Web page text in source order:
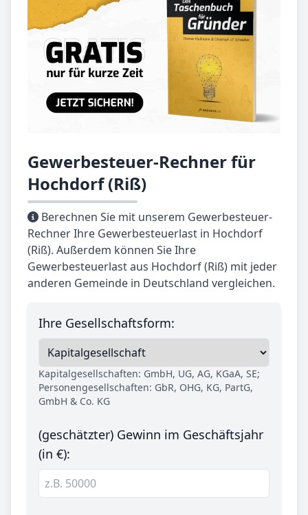
Gewerbesteuer-Rechner für
Hochdorf (Riß)
Berechnen Sie mit unserem Gewerbesteuer-
Rechner Ihre Gewerbesteuerlast in Hochdorf
(Riß). Außerdem können Sie Ihre
Gewerbesteuerlast aus Hochdorf (Riß) mit jeder
anderen Gemeinde in Deutschland vergleichen.
Ihre Gesellschaftsform:
Kapitalgesellschaften: GmbH, UG, AG, KGaA, SE;
Personengesellschaften: GbR, OHG, KG, PartG,
GmbH & Co. KG
(geschätzter) Gewinn im Geschäftsjahr
(in €):